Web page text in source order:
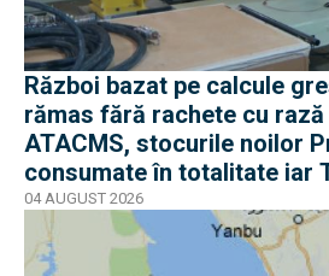
Război bazat pe calcule
rămas fără rachete cu
ATACMS, stocurile noilor
consumate în totalitate iar
jumătate
04 AUGUST 2026